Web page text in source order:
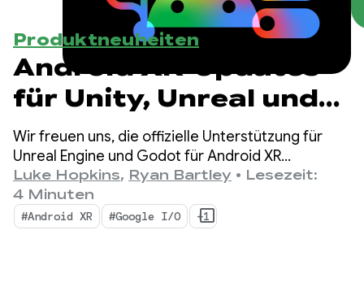
Produktneuheiten
Android XR-Updates
für Unity, Unreal und
Godot
Wir freuen uns, die offizielle Unterstützung für
Unreal Engine und Godot für Android XR
bekanntzugeben. Außerdem führen wir neue
Tools ein, mit denen Sie Ihre Produktivität steigern
und neue XR-Funktionen nutzen können: den
Android XR Engine Hub und das Android XR
Luke Hopkins, Ryan Bartley • Lesezeit:
4 Minuten
#Android XR #Google I/O +1